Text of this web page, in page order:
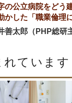
の公立病院をどう
かした「職業倫理
善太郎（PHP総研
れています